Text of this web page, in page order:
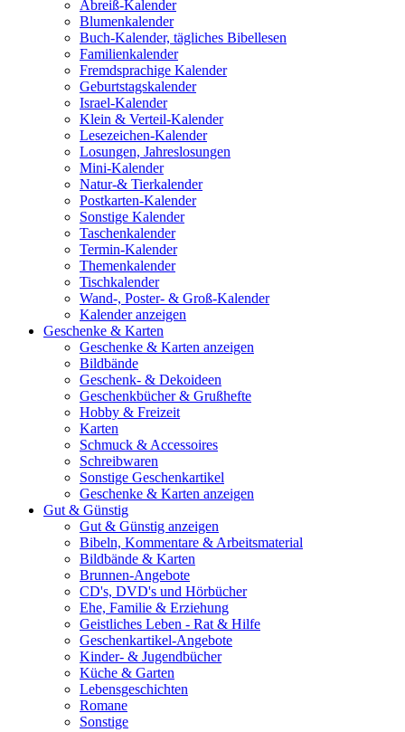
Abreiß-Kalender
Blumenkalender
Buch-Kalender, tägliches Bibellesen
Familienkalender
Fremdsprachige Kalender
Geburtstagskalender
Israel-Kalender
Klein & Verteil-Kalender
Lesezeichen-Kalender
Losungen, Jahreslosungen
Mini-Kalender
Natur-& Tierkalender
Postkarten-Kalender
Sonstige Kalender
Taschenkalender
Termin-Kalender
Themenkalender
Tischkalender
Wand-, Poster- & Groß-Kalender
Kalender anzeigen
Geschenke & Karten
Geschenke & Karten anzeigen
Bildbände
Geschenk- & Dekoideen
Geschenkbücher & Grußhefte
Hobby & Freizeit
Karten
Schmuck & Accessoires
Schreibwaren
Sonstige Geschenkartikel
Geschenke & Karten anzeigen
Gut & Günstig
Gut & Günstig anzeigen
Bibeln, Kommentare & Arbeitsmaterial
Bildbände & Karten
Brunnen-Angebote
CD's, DVD's und Hörbücher
Ehe, Familie & Erziehung
Geistliches Leben - Rat & Hilfe
Geschenkartikel-Angebote
Kinder- & Jugendbücher
Küche & Garten
Lebensgeschichten
Romane
Sonstige